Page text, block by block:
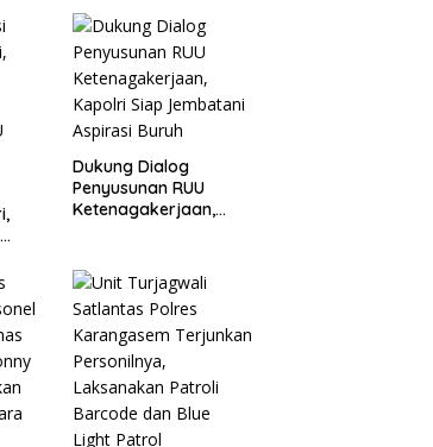
Kerawanan hingga
Sambut Agenda
Kapolri
Dukung Dialog
Penyusunan RUU
Ketenagakerjaan,
Buruh